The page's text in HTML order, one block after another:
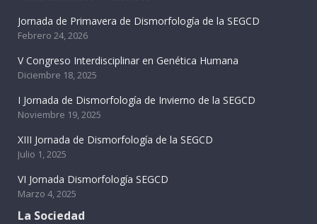
Jornada de Primavera de Dismorfología de la SEGCD
Febrero 24, 2026
V Congreso Interdisciplinar en Genética Humana
Diciembre 18, 2025
I Jornada de Dismorfología de Invierno de la SEGCD
Noviembre 19, 2025
XIII Jornada de Dismorfología de la SEGCD
Julio 1, 2025
VI Jornada Dismorfología SEGCD
Marzo 4, 2025
La Sociedad